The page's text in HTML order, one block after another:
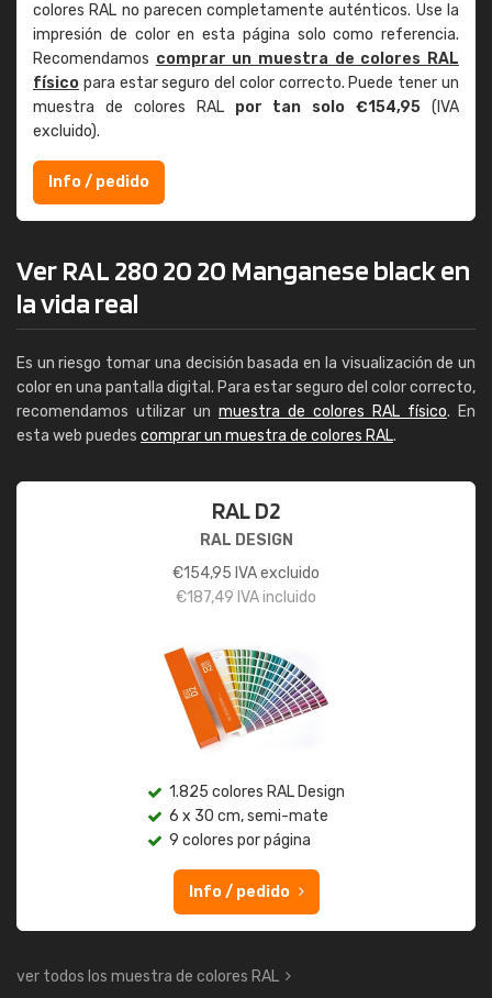
colores RAL no parecen completamente auténticos. Use la
impresión de color en esta página solo como referencia.
Recomendamos comprar un muestra de colores RAL
físico para estar seguro del color correcto. Puede tener un
muestra de colores RAL por tan solo €154,95 (IVA
excluido).
Info / pedido
Ver RAL 280 20 20 Manganese black en
la vida real
Es un riesgo tomar una decisión basada en la visualización de un
color en una pantalla digital. Para estar seguro del color correcto,
recomendamos utilizar un muestra de colores RAL físico. En
esta web puedes comprar un muestra de colores RAL.
RAL D2
RAL DESIGN
€154,95 IVA excluido
€187,49 IVA incluido
1.825 colores RAL Design
6 x 30 cm, semi-mate
9 colores por página
Info / pedido
ver todos los muestra de colores RAL